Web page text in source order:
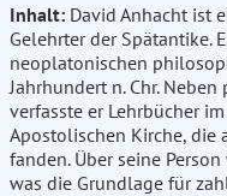
Inhalt: David Anhacht ist
Gelehrter der Spätantike.
neoplatonischen
Jahrhundert n. Chr.
verfasste er Lehrbücher
Apostolischen Kirche, die
fanden. Über seine
was die Grundlage für